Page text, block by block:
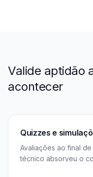
Valide aptidão
acontecer
Quizzes e
Avaliações ao final
técnico absorveu o